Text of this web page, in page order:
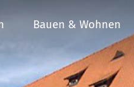
Bauen & Wohnen